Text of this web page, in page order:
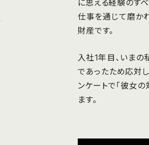
に思える経験のす
仕事を通じて磨か
財産です。
入社1年目、いま
であったため応対
ンケートで「彼女
ます。